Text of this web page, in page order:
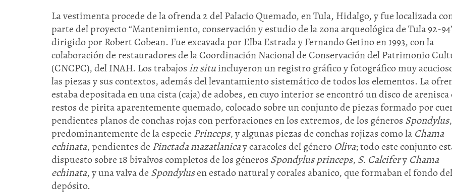
La vestimenta procede de la ofrenda 2 del Palacio Quemado, en Tula, Hidalgo, y fue localizada
parte del proyecto “Mantenimiento, conservación y estudio de la zona arqueológica de Tula 92-
dirigido por Robert Cobean. Fue excavada por Elba Estrada y Fernando Getino en 1993, con la
colaboración de restauradores de la Coordinación Nacional de Conservación del Patrimonio
(CNCPC), del INAH. Los trabajos in situincluyeron un registro gráfico y fotográfico muy
las piezas y sus contextos, además del levantamiento sistemático de todos los elementos. La
estaba depositada en una cista (caja) de adobes, en cuyo interior se encontró un disco de arenisca
restos de pirita aparentemente quemado, colocado sobre un conjunto de piezas formado por
pendientes planos de conchas rojas con perforaciones en los extremos, de los géneros Spondylus,
predominantemente de la especie Princeps, y algunas piezas de conchas rojizas como la Chama
echinata, pendientes de Pinctada mazatlanicay caracoles del género Oliva; todo este conjunto
dispuesto sobre 18 bivalvos completos de los géneros Spondylus princeps, S. Calcifery Chama
echinata, y una valva de Spondylusen estado natural y corales abanico, que formaban el fondo del
depósito.